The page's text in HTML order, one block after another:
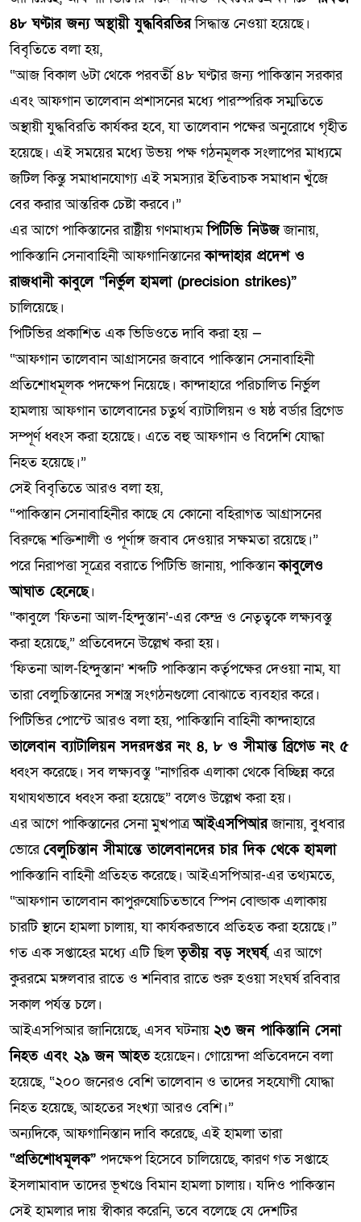
৪৮ ঘণ্টার জন্য অস্থায়ী যুদ্ধবিরতিরসিদ্ধান্ত নেওয়া হয়েছে।
বিবৃতিতে বলা হয়,
“আজ বিকাল ৬টা থেকে পরবর্তী ৪৮ ঘণ্টার জন্য পাকিস্তান সরকার
এবং আফগান তালেবান প্রশাসনের মধ্যে পারস্পরিক সম্মতিতে
অস্থায়ী যুদ্ধবিরতি কার্যকর হবে, যা তালেবান পক্ষের অনুরোধে গৃহীত
হয়েছে। এই সময়ের মধ্যে উভয় পক্ষ গঠনমূলক সংলাপের মাধ্যমে
জটিল কিন্তু সমাধানযোগ্য এই সমস্যার ইতিবাচক সমাধান খুঁজে
বের করার আন্তরিক চেষ্টা করবে।”
এর আগে পাকিস্তানের রাষ্ট্রীয় গণমাধ্যমপিটিভি নিউজজানায়,
পাকিস্তানি সেনাবাহিনী আফগানিস্তানেরকান্দাহার প্রদেশ ও
রাজধানী কাবুলে “নির্ভুল হামলা (precision strikes)”
চালিয়েছে।
পিটিভির প্রকাশিত এক ভিডিওতে দাবি করা হয় —
“আফগান তালেবান আগ্রাসনের জবাবে পাকিস্তান সেনাবাহিনী
প্রতিশোধমূলক পদক্ষেপ নিয়েছে। কান্দাহারে পরিচালিত নির্ভুল
হামলায় আফগান তালেবানের চতুর্থ ব্যাটালিয়ন ও ষষ্ঠ বর্ডার ব্রিগেড
সম্পূর্ণ ধ্বংস করা হয়েছে। এতে বহু আফগান ও বিদেশি যোদ্ধা
নিহত হয়েছে।”
সেই বিবৃতিতে আরও বলা হয়,
“পাকিস্তান সেনাবাহিনীর কাছে যে কোনো বহিরাগত আগ্রাসনের
বিরুদ্ধে শক্তিশালী ও পূর্ণাঙ্গ জবাব দেওয়ার সক্ষমতা রয়েছে।”
পরে নিরাপত্তা সূত্রের বরাতে পিটিভি জানায়, পাকিস্তানকাবুলেও
আঘাত হেনেছে।
“কাবুলে ‘ফিতনা আল-হিন্দুস্তান’-এর কেন্দ্র ও নেতৃত্বকে লক্ষ্যবস্তু
করা হয়েছে,” প্রতিবেদনে উল্লেখ করা হয়।
‘ফিতনা আল-হিন্দুস্তান’ শব্দটি পাকিস্তান কর্তৃপক্ষের দেওয়া নাম, যা
তারা বেলুচিস্তানের সশস্ত্র সংগঠনগুলো বোঝাতে ব্যবহার করে।
পিটিভির পোস্টে আরও বলা হয়, পাকিস্তানি বাহিনী কান্দাহারে
তালেবান ব্যাটালিয়ন সদরদপ্তর নং ৪, ৮ ও সীমান্ত ব্রিগেড নং ৫
ধ্বংস করেছে। সব লক্ষ্যবস্তু “নাগরিক এলাকা থেকে বিচ্ছিন্ন করে
যথাযথভাবে ধ্বংস করা হয়েছে” বলেও উল্লেখ করা হয়।
এর আগে পাকিস্তানের সেনা মুখপাত্রআইএসপিআরজানায়, বুধবার
ভোরেবেলুচিস্তান সীমান্তে তালেবানদের চার দিক থেকে হামলা
পাকিস্তানি বাহিনী প্রতিহত করেছে। আইএসপিআর-এর তথ্যমতে,
“আফগান তালেবান কাপুরুষোচিতভাবে স্পিন বোল্ডাক এলাকায়
চারটি স্থানে হামলা চালায়, যা কার্যকরভাবে প্রতিহত করা হয়েছে।”
গত এক সপ্তাহের মধ্যে এটি ছিলতৃতীয় বড় সংঘর্ষ, এর আগে
কুররমে মঙ্গলবার রাতে ও শনিবার রাতে শুরু হওয়া সংঘর্ষ রবিবার
সকাল পর্যন্ত চলে।
আইএসপিআর জানিয়েছে, এসব ঘটনায় ২৩ জন পাকিস্তানি সেনা
নিহত এবং ২৯ জন আহতহয়েছেন। গোয়েন্দা প্রতিবেদনে বলা
হয়েছে, “২০০ জনেরও বেশি তালেবান ও তাদের সহযোগী যোদ্ধা
নিহত হয়েছে, আহতের সংখ্যা আরও বেশি।”
অন্যদিকে, আফগানিস্তান দাবি করেছে, এই হামলা তারা
“প্রতিশোধমূলক” পদক্ষেপ হিসেবে চালিয়েছে, কারণ গত সপ্তাহে
ইসলামাবাদ তাদের ভূখণ্ডে বিমান হামলা চালায়। যদিও পাকিস্তান
সেই হামলার দায় স্বীকার করেনি, তবে বলেছে যে দেশটির